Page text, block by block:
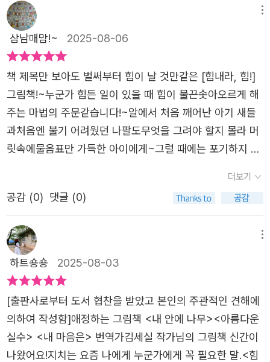
시 건네고 싶은, 그런 그림책이에요.최근 한두 달은 마음이
복잡했어요. 누구에게도 쉽게 털어놓지 못하고, 혼자서만 오
래 고민했지요. 나름 최선을 다하고 있는데도, 뭔가 풀리지
않는 기분이 계속 따라다녔어요.상대의 입장을 먼저 생각하
다 보면 오히려 내가 너무 이기적인 건 아닐까 싶기도 했고
요. 억울해도, 손해를 봐도, ‘나이가 있으니 참아야지’ 하며
스스로를 눌러왔어요.그런데 이제는 더 이상 힘내고 싶지 않
다는 생각이 들었어요. 참는다고 달라질 것 같지 않아서, 그
냥 내려놓기로 했지요. 그랬더니 마음이 조금 가벼워졌어요.
마무리를 한다는 건 어쩌면 시작보다 더 큰 용기가 필요한
사람의 사정보다는 저를 먼저 생각해 보려 해요. 지금은 저
에게 이렇게 말해주고 싶어요.“힘내라, 힘.”면지의 앞부분에
는 땅속에 있던 씨앗의 모습이,뒷면지에는 땅 위로 초록 잎
을 내민 새싹의 모습이 담겨 있어요.푸르고 어두웠던 앞 면
지의 배경은 그림책의 장면을 지나오고서 새싹과 함께 밝아
졌지요.씨앗의 변화라는 이미지로 이야기의 시작과 끝을 조
용히 이어주고 있어요.- 자랑해요! <힘내라, 힘!> -글을 쓴
김세실 작가님, 그림을 그린 김지영 작가님의 정성 가득한
사인이 담긴 책이에요.이것만으로도 오늘 하루는 행복 MA
운 마음을 다정하게 어루만지며, 다시 한 걸음을 내딛게 하
는 응원의 메시지를 전하는 그림책이에요어둠 속에 갇힌 듯
한 기분, 마음을 눌러오는 걱정, 자꾸만 작아지는 용기 앞에
서 이렇게 말하죠​'조금은 멈춰도 괜찮고, 서두르지 않아도
괜찮아. 네 안의 힘을 믿어.'그림책 테라피스트 김세실 작가
의 섬세하고 공감 어린 글은 독자의 마음 깊은 곳에 닿아 용
기를 불어넣고, 김지영 작가의 따뜻하고 힘 있는 그림은 그
마음에 빛을 비춰요시각적으로 마음을 잘 담아내기 위해, 모
으로 표현하고, 힘을 내고 어려움을 이겨내는 부분은 빛이
비춰진 것처럼 다양한 색으로 표현하고 있어요각 장면이 마
치 시처럼 짧고 울림 있는 문장과 이미지로 구성되어, 아이
들은 물론 어른 독자에게도 위로와 희망을 건네는 그림책이
에요이 책은 단지 ‘힘내!’라는 말로 끝나지 않아요진심 어린
응원은 어떻게 시작되고, 어디에 도달할 수 있는지를 보여주
며, 누구나 자기만의 속도로 걸어갈 수 있도록 곁을 지켜주
고 있답니다.​지금 이 순간, 마음속 어디선가 조용히 울리는
그 목소리, “힘내라, 힘!”
삼남매맘!~ 2025-08-06
책 제목만 보아도 벌써부터 힘이 날 것만같은 [힘내라, 힘!]
그림책!~누군가 힘든 일이 있을 때 힘이 불끈솟아오르게 해
주는 마법의 주문같습니다!~알에서 처음 깨어난 아기 새들
과처음엔 불기 어려웠던 나팔도무엇을 그려야 할지 몰라 머
릿속에물음표만 가득한 아이에게~그럴 때에는 포기하지 말
힘!'의 응원의메세지를 전달해 줍니다.비가 와도 온 세상 빛
이 사라져도희망의 불꽃이 터질 때까지 끝까지힘내라, 힘!을
용기가 필요한 울 막둥이에게 엄마의목소리로 '힘내라,
힘!'을 외치며유쾌하게 그림책을 읽어 주었습니다.그런다음
스스로 한번 더 읽어 보겠다는울 막둥이!~기특하지요??^^
본 서평은 해당 출판사로부터 도서를제공받아 읽고 작성한
글입니다.
더보기
공감 (0) 댓글 (0)
하트숑숑 2025-08-03
[출판사로부터 도서 협찬을 받았고 본인의 주관적인 견해에
의하여 작성함]애정하는 그림책 <내 안에 나무><아름다운
실수> <내 마음은> 번역가김세실 작가님의 그림책 신간이
나왔어요!​지치는 요즘 나에게 누군가에게 꼭 필요한 말.<힘